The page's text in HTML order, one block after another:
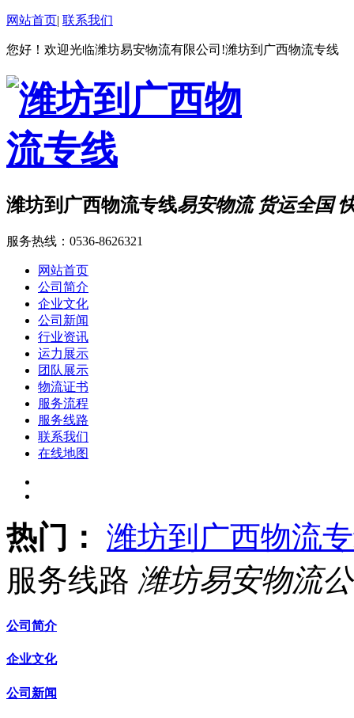
网站首页| 联系我们
您好！欢迎光临潍坊易安物流有限公司!潍坊到广西物流专线
潍坊到广西物流专线易安物流 货运全国
服务热线： 0536-8626321
网站首页
公司简介
企业文化
公司新闻
行业资讯
运力展示
团队展示
物流证书
服务流程
服务线路
联系我们
在线地图
热门： 潍坊到广西物流
服务线路 潍坊易安物流
公司简介
企业文化
公司新闻